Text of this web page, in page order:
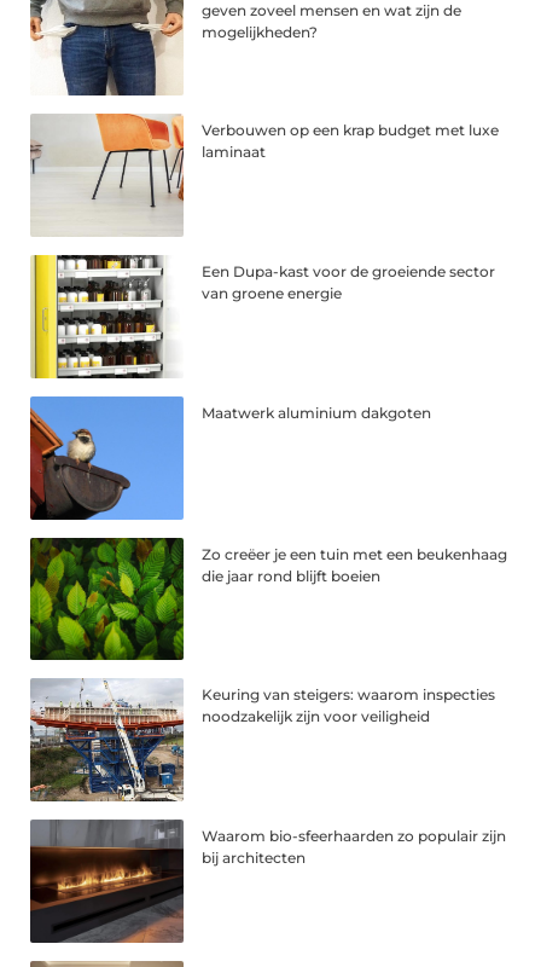
geven zoveel mensen en wat zijn de
mogelijkheden?
Verbouwen op een krap budget met luxe
laminaat
Een Dupa-kast voor de groeiende sector
van groene energie
Maatwerk aluminium dakgoten
Zo creëer je een tuin met een beukenhaag
die jaar rond blijft boeien
Keuring van steigers: waarom inspecties
noodzakelijk zijn voor veiligheid
Waarom bio-sfeerhaarden zo populair zijn
bij architecten